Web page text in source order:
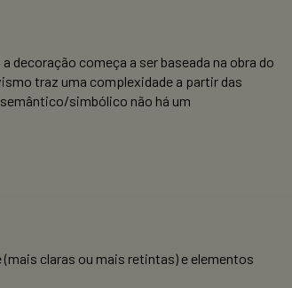
decoração começa a ser baseada na obra do
traz uma complexidade a partir das
simbólico não há um
claras ou mais retintas) e elementos